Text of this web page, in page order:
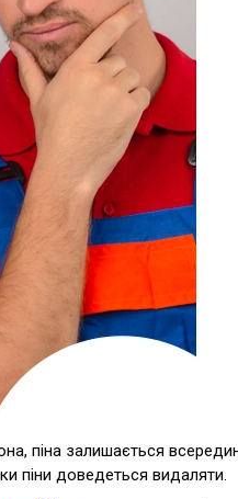
піна залишається
піни доведеться видаляти.